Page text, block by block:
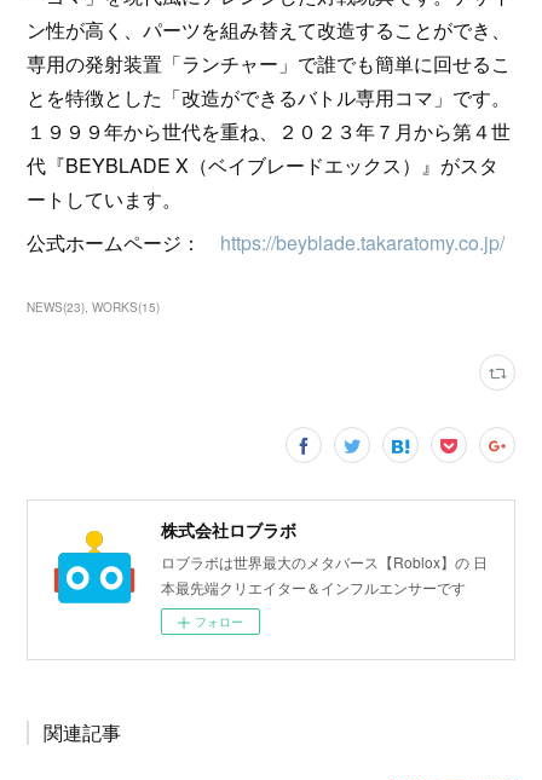
ン性が高く、パーツを組み替えて改造することができ、
専用の発射装置「ランチャー」で誰でも簡単に回せるこ
とを特徴とした「改造ができるバトル専用コマ」です。
１９９９年から世代を重ね、２０２３年７月から第４世
代『BEYBLADE X（ベイブレードエックス）』がスタ
ートしています。
公式ホームページ： https://beyblade.takaratomy.co.jp/
NEWS(23) WORKS(15)
株式会社ロブラボ
ロブラボは世界最大のメタバース【Roblox】の 日
本最先端クリエイター＆インフルエンサーです
フォロー
関連記事